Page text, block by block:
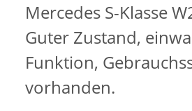
Mercedes S-Klasse
Guter Zustand,
Funktion,
vorhanden.